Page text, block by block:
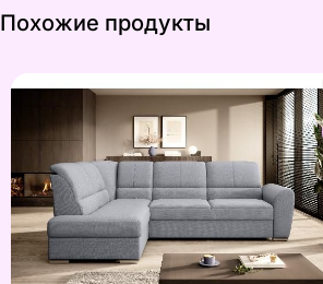
Похожие продукты
Угловой диван-кровать с ящиком
Найдите похожие